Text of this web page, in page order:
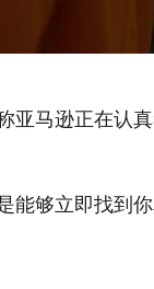
亚马逊正在认
能够立即找到